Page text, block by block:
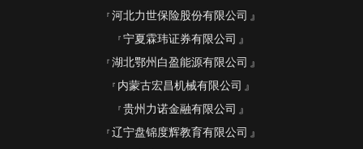
河北力世保险股份有限公司
宁夏霖玮证券有限公司
湖北鄂州白盈能源有限公司
内蒙古宏昌机械有限公司
贵州力诺金融有限公司
辽宁盘锦度辉教育有限公司